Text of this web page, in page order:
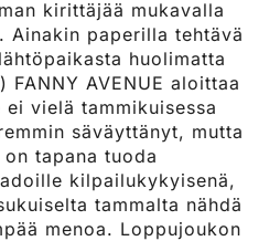
kirittäjää mukavalla
Ainakin paperilla tehtävä
huolimatta
AVENUE aloittaa
ei vielä tammikuisessa
säväyttänyt, mutta
tapana tuoda
kilpailukykyisenä,
tammalta nähdä
menoa. Loppujoukon